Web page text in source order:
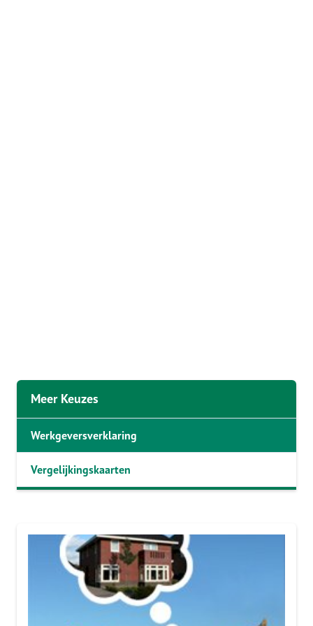
Meer Keuzes
Werkgeversverklaring
Vergelijkingskaarten